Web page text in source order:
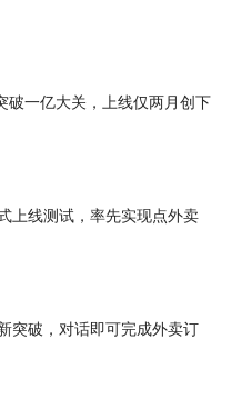
破一亿大关，上线仅两月创下
上线测试，率先实现点外卖
突破，对话即可完成外卖订